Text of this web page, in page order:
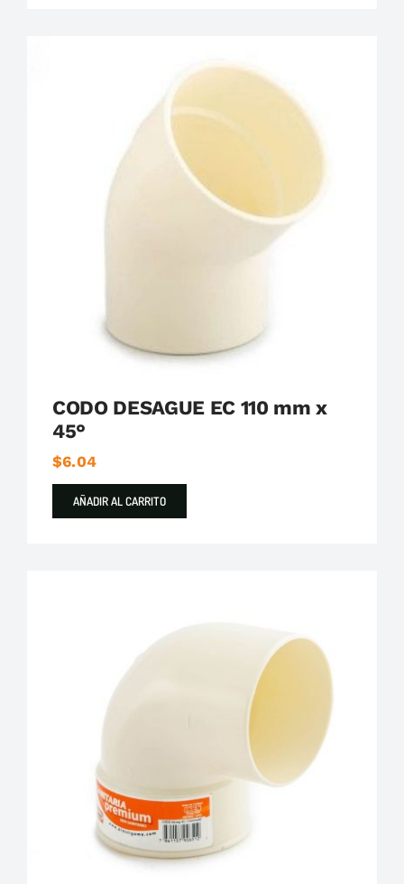
Tuberías y Accesorios de Desague
CODO DESAGUE EC 110 mm x
45°
$6.04
AÑADIR AL CARRITO
Tuberías y Accesorios de Desague